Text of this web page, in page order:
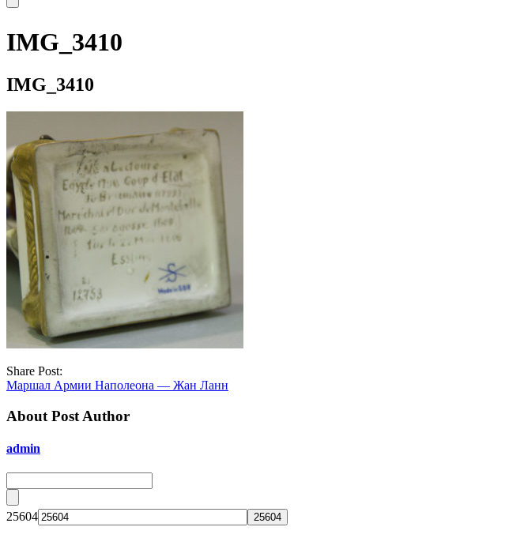
IMG_3410
IMG_3410
Share Post:
Маршал Армии Наполеона — Жан Ланн
About Post Author
admin
25604